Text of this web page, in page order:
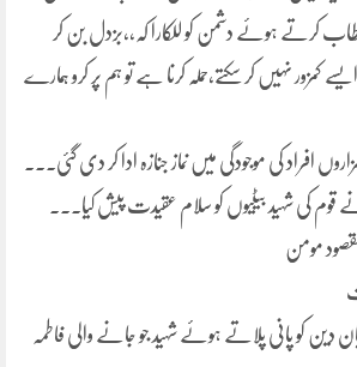
کرتے ہوئے دشمن کو للکارا کہ,,بزدل بن کر
ایسے کمزور نہیں کر سکتے،حملہ کرنا ہے تو ہم پر کرو ہمارے
افراد کی موجودگی میں نماز جنازہ ادا کر دی گئی۔۔۔
قوم کی شہید بیٹیوں کو سلام عقیدت پیش کیا۔۔۔
مومن
دین کو پانی پلاتے ہوئے شہید جو جانے والی فاطمہ